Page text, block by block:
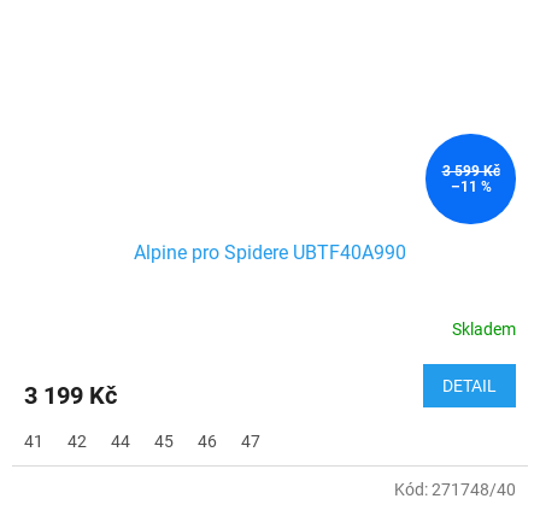
3 599 Kč
–11 %
Alpine pro Spidere UBTF40A990
Skladem
3 199 Kč DETAIL
41 42 44 45 46 47
Kód:271748/40